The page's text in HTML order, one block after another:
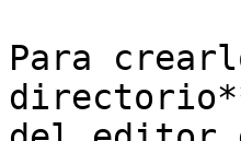
Para